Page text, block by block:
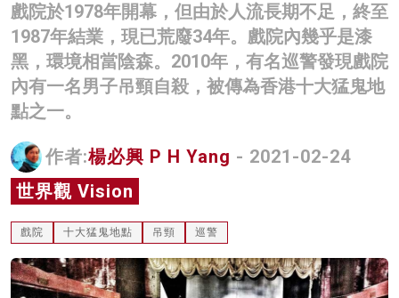
科技
影片
名家榜
關於我們
戲院於1978年開幕，但由於人流長期不足，終至
1987年結業，現已荒廢34年。戲院內幾乎是漆
黑，環境相當陰森。2010年，有名巡警發現戲院
內有一名男子吊頸自殺，被傳為香港十大猛鬼地
點之一。
作者:楊必興 P H Yang - 2021-02-24
世界觀 Vision
戲院 十大猛鬼地點 吊頸 巡警